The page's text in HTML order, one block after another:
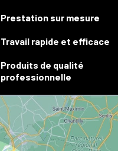
Prestation sur mesure
Travail rapide et efficace
Produits de qualité
professionnelle